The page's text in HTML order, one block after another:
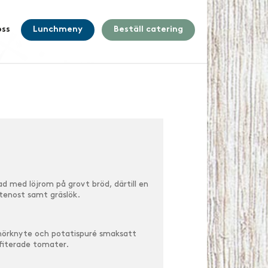
Lunchmeny Beställ catering
med löjrom på grovt bröd, därtill en
samt gräslök.
och potatispuré smaksatt
tomater.